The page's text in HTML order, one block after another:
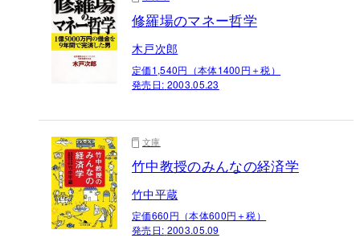
修羅場のマネー哲学
木戸次郎
定価1,540円（本体1400円＋税）
発売日: 2003.05.23
文庫
竹中教授のみんなの経済学
竹中平蔵
定価660円（本体600円＋税）
発売日: 2003.05.09